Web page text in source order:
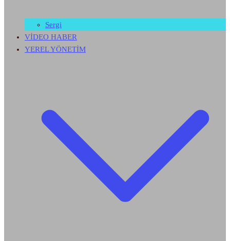
Sergi
VİDEO HABER
YEREL YÖNETİM